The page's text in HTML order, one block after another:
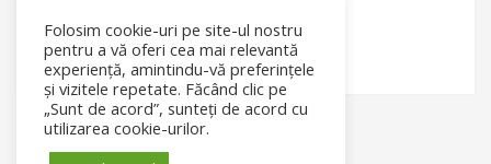
RSS - articole
Folosim cookie-uri pe site-ul nostru
pentru a vă oferi cea mai relevantă
experiență, amintindu-vă preferințele
și vizitele repetate. Făcând clic pe
„Sunt de acord”, sunteți de acord cu
utilizarea cookie-urilor.